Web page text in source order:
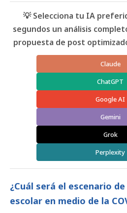
💡 Selecciona tu IA
segundos un análisis
propuesta de post
Claude
ChatGPT
Google AI
Gemini
Grok
Perplexity
¿Cuál será el escenario
escolar en medio de la